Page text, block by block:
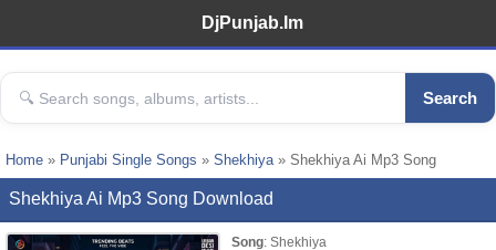
DjPunjab.Im
Search
Home » Punjabi Single Songs » Shekhiya» Shekhiya Ai Mp3 Song
Shekhiya Ai Mp3 Song Download
Song: Shekhiya